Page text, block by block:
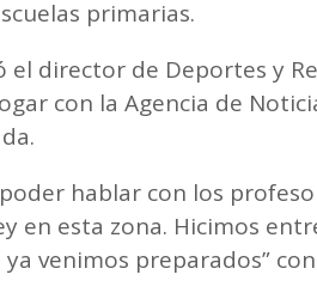
primarias.
el director de Deportes y
con la Agencia de
hablar con los
en esta zona. Hicimos
venimos preparados”